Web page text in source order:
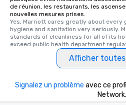
de réunion, les restaurants, les
nouvelles mesures prises.
Yes, Marriott cares greatly about every
hygiene and sanitation very seriously.
standards of cleanliness for all of its
exceed public health department
Afficher toutes
Signalez un problème avec ce
Network.